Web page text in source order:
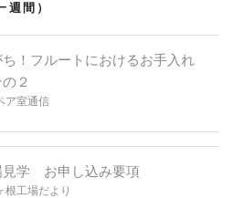
週間）
ち！フルートにおけるお手入れ
２
ア室通信
見学 お申し込み要項
根工場だより